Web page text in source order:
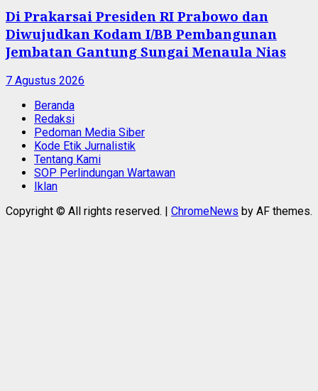
Di Prakarsai Presiden RI Prabowo dan
Diwujudkan Kodam I/BB Pembangunan
Jembatan Gantung Sungai Menaula Nias
7 Agustus 2026
Beranda
Redaksi
Pedoman Media Siber
Kode Etik Jurnalistik
Tentang Kami
SOP Perlindungan Wartawan
Iklan
Copyright © All rights reserved. | ChromeNews by AF themes.